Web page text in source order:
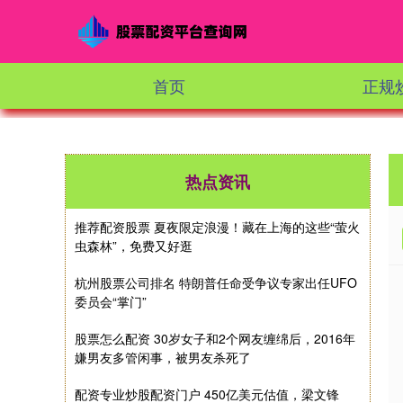
首页 正规
热点资讯
推荐配资股票 夏夜限定浪漫！藏在上海的这些“萤火
虫森林”，免费又好逛
杭州股票公司排名 特朗普任命受争议专家出任UFO
委员会“掌门”
股票怎么配资 30岁女子和2个网友缠绵后，2016年
嫌男友多管闲事，被男友杀死了
配资专业炒股配资门户 450亿美元估值，梁文锋